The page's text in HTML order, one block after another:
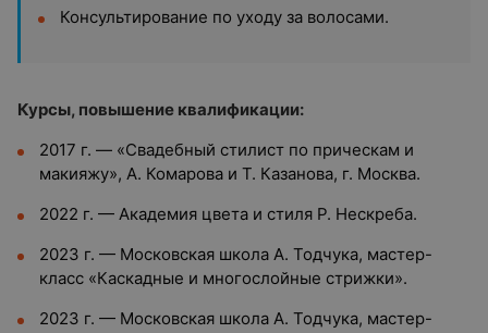
Консультирование по уходу за волосами.
Курсы, повышение квалификации:
2017 г. — «Свадебный стилист по прическам и
макияжу», А. Комарова и Т. Казанова, г. Москва.
2022 г. — Академия цвета и стиля Р. Нескреба.
2023 г. — Московская школа А. Тодчука, мастер-
класс «Каскадные и многослойные стрижки».
2023 г. — Московская школа А. Тодчука, мастер-